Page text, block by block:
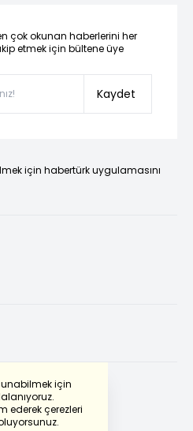
için
ederek çerezleri
çok okunan haberlerini her
etmek için bültene üye
Kaydet
için habertürk uygulamasını